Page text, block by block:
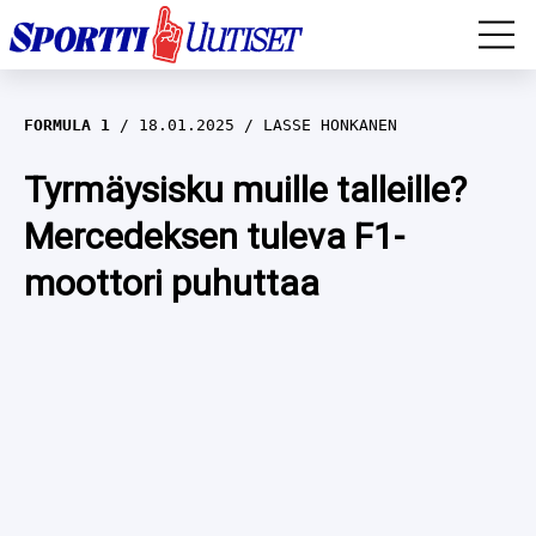
EM-YLEISURHEILU
JÄÄKIEKKO
YLEISURHEILU
WILMA HELTELÄ
TALVILAJIT
FORMULA 1 18.01.2025 LASSE HONKANEN
Tyrmäysisku muille talleille?
Mercedeksen tuleva F1-
moottori puhuttaa